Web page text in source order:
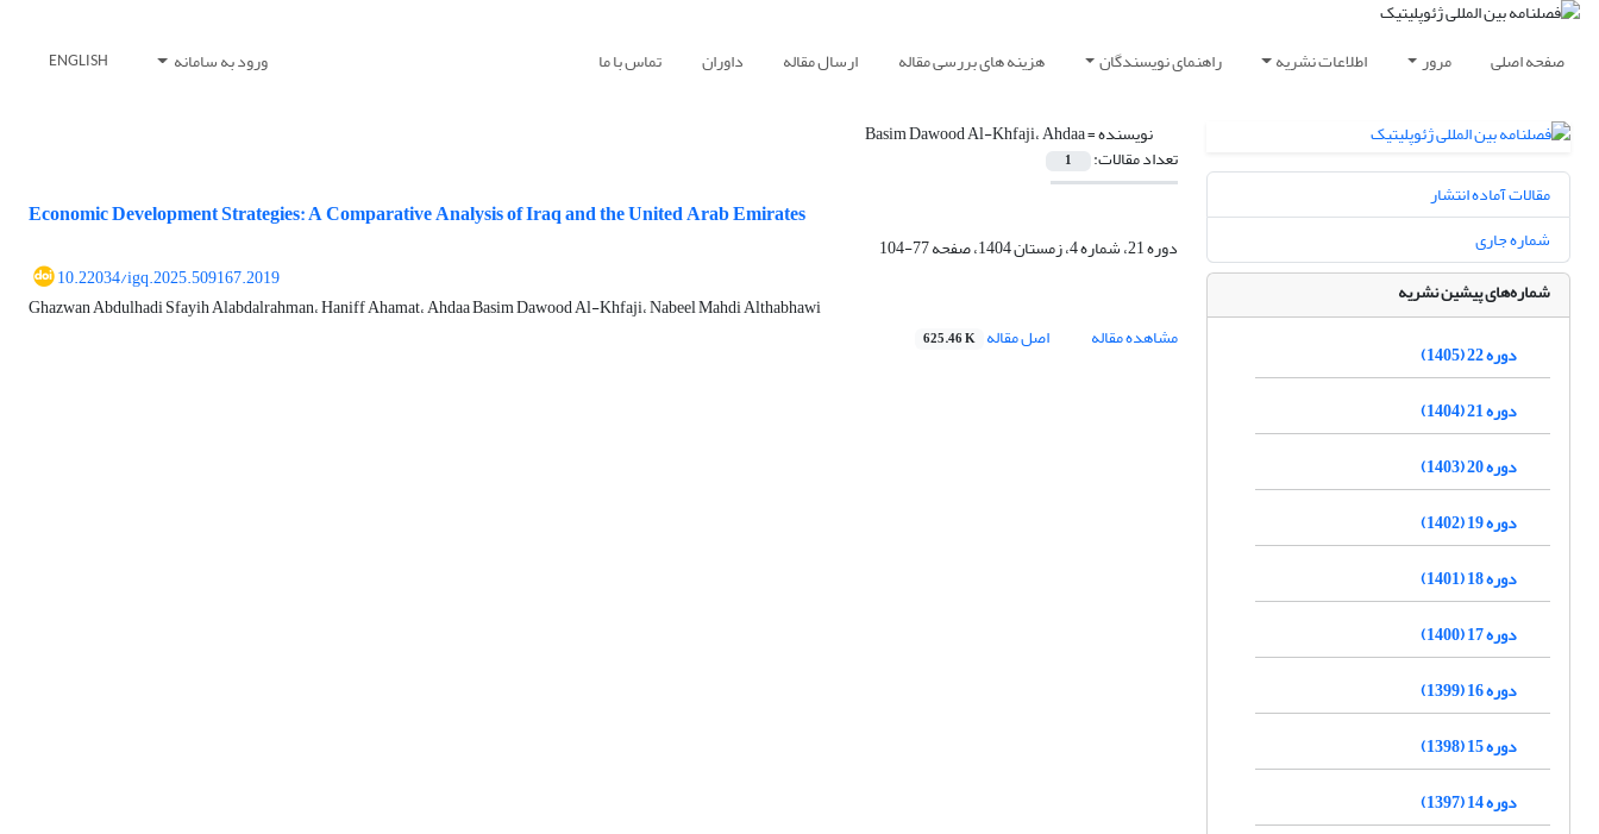
صفحه اصلی مرور اطلاعات نشریه راهنمای نویسندگان هزینه های بررسی مقاله ارسال مقاله داوران تماس با ما ورود به سامانه ENGLISH
نویسنده =Basim Dawood Al-Khfaji، Ahdaa
تعداد مقالات: 1
Economic Development Strategies: A Comparative Analysis of Iraq and the United Arab Emirates
دوره 21، شماره 4، زمستان 1404، صفحه
77-104
10.22034/igq.2025.509167.2019
Ghazwan Abdulhadi Sfayih Alabdalrahman، Haniff Ahamat، Ahdaa Basim Dawood Al-Khfaji، Nabeel Mahdi Althabhawi
مشاهده مقاله
اصل مقاله 625.46 K
مقالات آماده انتشار
شماره جاری
شماره‌های پیشین نشریه
دوره 22 (1405)
دوره 21 (1404)
دوره 20 (1403)
دوره 19 (1402)
دوره 18 (1401)
دوره 17 (1400)
دوره 16 (1399)
دوره 15 (1398)
دوره 14 (1397)